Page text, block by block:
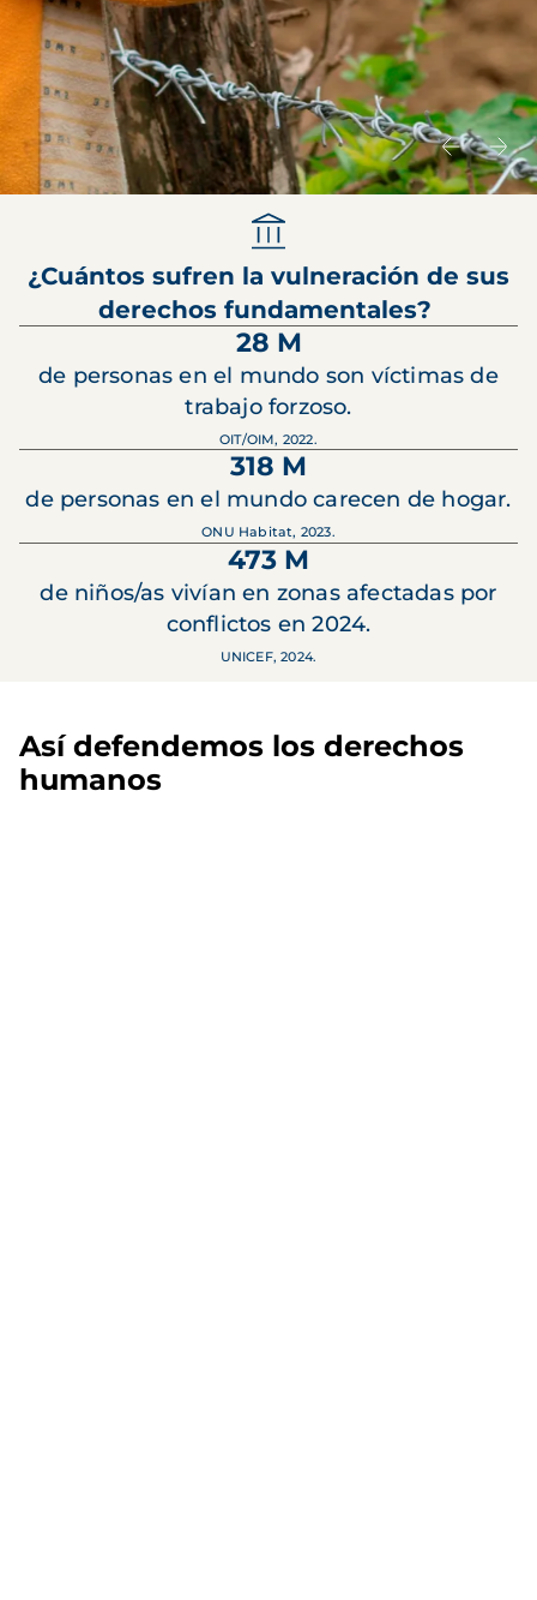
¿Cuántos sufren la vulneración de sus
derechos fundamentales?
28 M
de personas en el mundo son víctimas de
trabajo forzoso.
OIT/OIM, 2022.
318 M
de personas en el mundo carecen de hogar.
ONU Habitat, 2023.
473 M
de niños/as vivían en zonas afectadas por
conflictos en 2024.
UNICEF, 2024.
Así defendemos los derechos
humanos